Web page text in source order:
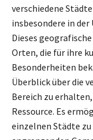
verschiedene
insbesondere in
Dieses
Orten, die für ihre
Besonderheiten
Überblick über die
Bereich zu
Ressource. Es
einzelnen Städte